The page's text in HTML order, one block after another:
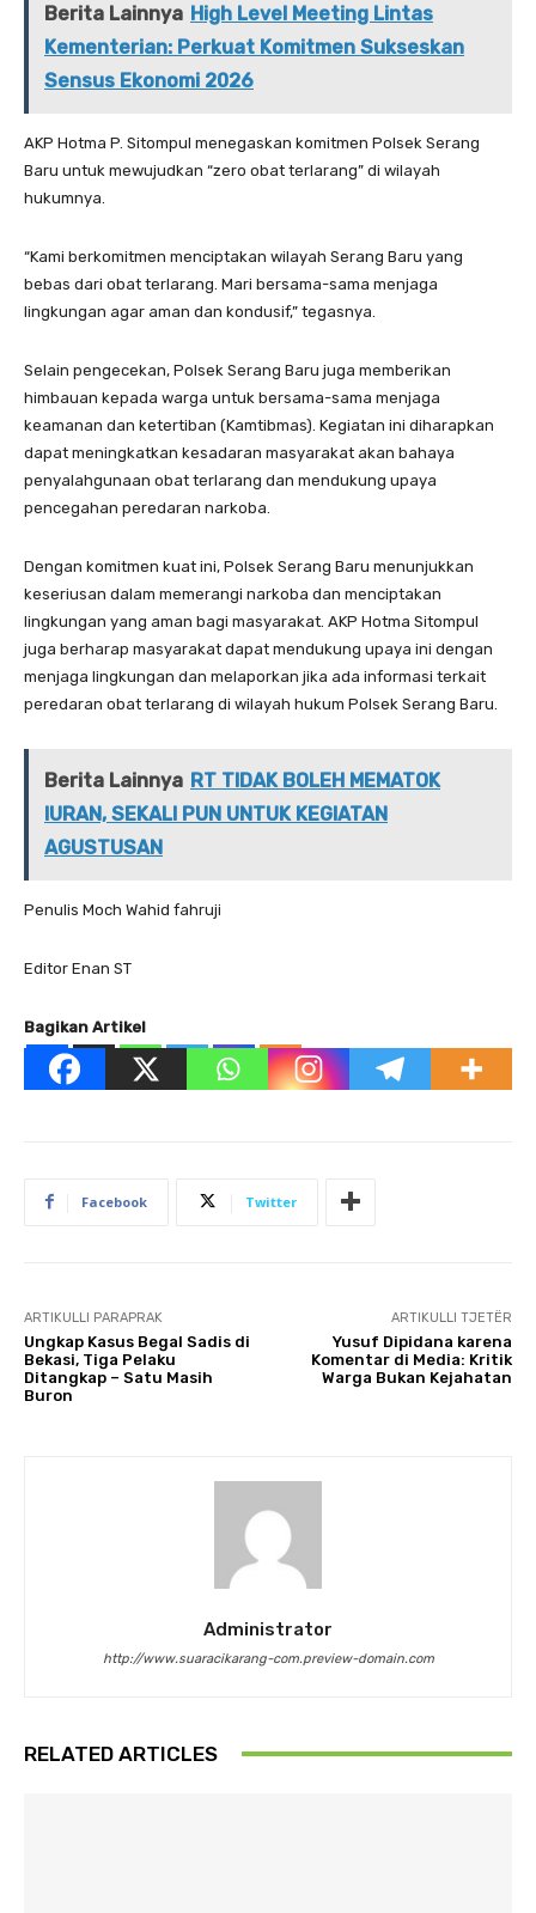
Berita Lainnya High Level Meeting Lintas
Kementerian: Perkuat Komitmen Sukseskan
Sensus Ekonomi 2026
AKP Hotma P. Sitompul menegaskan komitmen Polsek Serang
Baru untuk mewujudkan “zero obat terlarang” di wilayah
hukumnya.
“Kami berkomitmen menciptakan wilayah Serang Baru yang
bebas dari obat terlarang. Mari bersama-sama menjaga
lingkungan agar aman dan kondusif,” tegasnya.
Selain pengecekan, Polsek Serang Baru juga memberikan
himbauan kepada warga untuk bersama-sama menjaga
keamanan dan ketertiban (Kamtibmas). Kegiatan ini diharapkan
dapat meningkatkan kesadaran masyarakat akan bahaya
penyalahgunaan obat terlarang dan mendukung upaya
pencegahan peredaran narkoba.
Dengan komitmen kuat ini, Polsek Serang Baru menunjukkan
keseriusan dalam memerangi narkoba dan menciptakan
lingkungan yang aman bagi masyarakat. AKP Hotma Sitompul
juga berharap masyarakat dapat mendukung upaya ini dengan
menjaga lingkungan dan melaporkan jika ada informasi terkait
peredaran obat terlarang di wilayah hukum Polsek Serang Baru.
Berita Lainnya RT TIDAK BOLEH MEMATOK
IURAN, SEKALI PUN UNTUK KEGIATAN
AGUSTUSAN
Penulis Moch Wahid fahruji
Editor Enan ST
Bagikan Artikel
Facebook Twitter
ARTIKULLI PARAPRAK
Ungkap Kasus Begal Sadis di
Bekasi, Tiga Pelaku
Ditangkap – Satu Masih
Buron
ARTIKULLI TJETËR
Yusuf Dipidana karena
Komentar di Media: Kritik
Warga Bukan Kejahatan
Administrator
http://www.suaracikarang-com.preview-domain.com
RELATED ARTICLES